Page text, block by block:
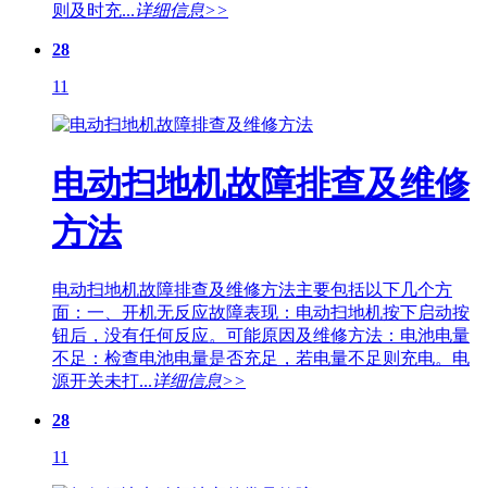
则及时充...详细信息>>
28
11
电动扫地机故障排查及维修
方法
电动扫地机故障排查及维修方法主要包括以下几个方
面：一、开机无反应故障表现：电动扫地机按下启动按
钮后，没有任何反应。可能原因及维修方法：电池电量
不足：检查电池电量是否充足，若电量不足则充电。电
源开关未打...详细信息>>
28
11